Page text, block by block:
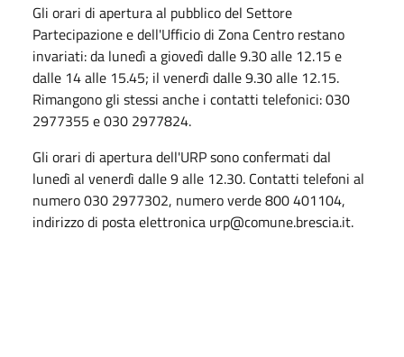
Gli orari di apertura al pubblico del Settore
Partecipazione e dell'Ufficio di Zona Centro restano
invariati: da lunedì a giovedì dalle 9.30 alle 12.15 e
dalle 14 alle 15.45; il venerdì dalle 9.30 alle 12.15.
Rimangono gli stessi anche i contatti telefonici: 030
2977355 e 030 2977824.
Gli orari di apertura dell'URP sono confermati dal
lunedì al venerdì dalle 9 alle 12.30. Contatti telefoni al
numero 030 2977302, numero verde 800 401104,
indirizzo di posta elettronica urp@comune.brescia.it.